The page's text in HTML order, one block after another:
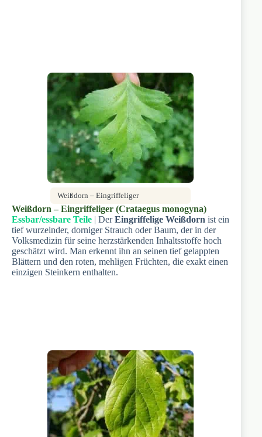
Weißdorn – Eingriffeliger
Weißdorn – Eingriffeliger (Crataegus monogyna)
Essbar/essbare Teile | DerEingriffelige Weißdorn ist ein
tief wurzelnder, dorniger Strauch oder Baum, der in der
Volksmedizin für seine herzstärkenden Inhaltsstoffe hoch
geschätzt wird. Man erkennt ihn an seinen tief gelappten
Blättern und den roten, mehligen Früchten, die exakt einen
einzigen Steinkern enthalten.